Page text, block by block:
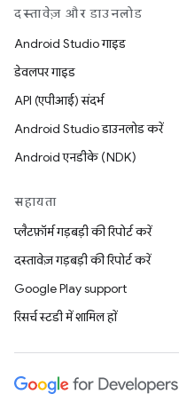
दस्तावेज़ और डाउनलोड
Android Studio गाइड
डेवलपर गाइड
API (एपीआई) संदर्भ
Android Studio डाउनलोड करें
Android एनडीके (NDK)
सहायता
प्लैटफ़ॉर्म गड़बड़ी की रिपोर्ट करें
दस्तावेज़ गड़बड़ी की रिपोर्ट करें
Google Play support
रिसर्च स्टडी में शामिल हों